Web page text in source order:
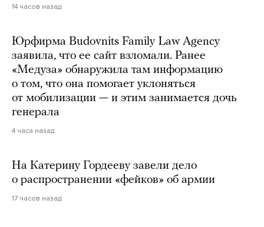
14 часов назад
Юрфирма Budovnits Family Law Agency
заявила, что ее сайт взломали. Ранее
«Медуза» обнаружила там информацию
о том, что она помогает уклоняться
от мобилизации — и этим занимается дочь
генерала
4 часа назад
На Катерину Гордееву завели дело
о распространении «фейков» об армии
17 часов назад